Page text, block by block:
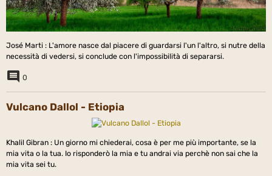
José Marti : L'amore nasce dal piacere di guardarsi l'un l'altro, si nutre della
necessità di vedersi, si conclude con l'impossibilità di separarsi.
0
Vulcano Dallol - Etiopia
Khalil Gibran : Un giorno mi chiederai, cosa è per me più importante, se la
mia vita o la tua. Io risponderò la mia e tu andrai via perchè non sai che la
mia vita sei tu.